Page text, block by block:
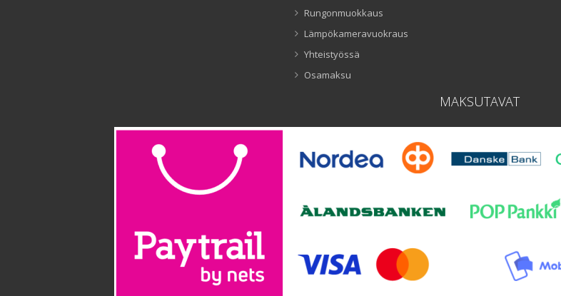
Rungonmuokkaus
Lämpökameravuokraus
Yhteistyössä
Osamaksu
MAKSUTAVAT